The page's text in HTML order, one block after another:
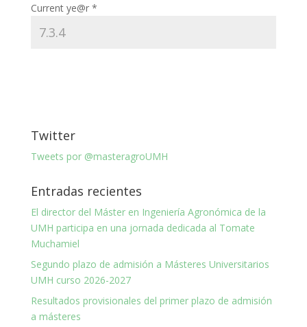
Current ye@r *
Twitter
Tweets por @masteragroUMH
Entradas recientes
El director del Máster en Ingeniería Agronómica de la
UMH participa en una jornada dedicada al Tomate
Muchamiel
Segundo plazo de admisión a Másteres Universitarios
UMH curso 2026-2027
Resultados provisionales del primer plazo de admisión
a másteres